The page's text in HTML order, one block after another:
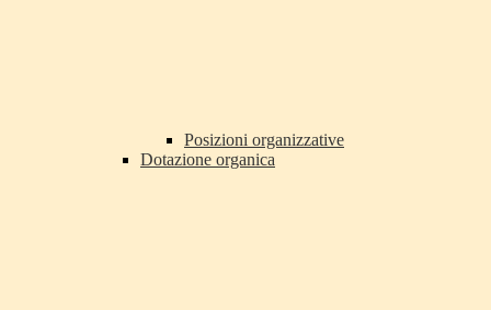
Posizioni organizzative
Dotazione organica